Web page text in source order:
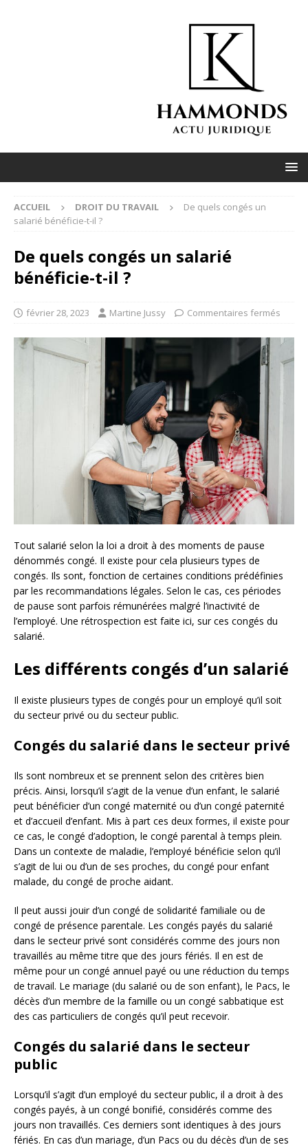
ACCUEIL DROIT DU TRAVAIL
De quels congés un
salarié bénéficie-t-il ?
De quels congés un salarié
bénéficie-t-il ?
février 28, 2023 Martine Jussy Commentaires fermés
Tout salarié selon la loi a droit à des moments de pause
dénommés congé. Il existe pour cela plusieurs types de
congés. Ils sont, fonction de certaines conditions prédéfinies
par les recommandations légales. Selon le cas, ces périodes
de pause sont parfois rémunérées malgré l’inactivité de
l’employé. Une rétrospection est faite ici, sur ces congés du
salarié.
Les différents congés d’un salarié
Il existe plusieurs types de congés pour un employé qu’il soit
du secteur privé ou du secteur public.
Congés du salarié dans le secteur privé
Ils sont nombreux et se prennent selon des critères bien
précis. Ainsi, lorsqu’il s’agit de la venue d’un enfant, le salarié
peut bénéficier d’un congé maternité ou d’un congé paternité
et d’accueil d’enfant. Mis à part ces deux formes, il existe pour
ce cas, le congé d’adoption, le congé parental à temps plein.
Dans un contexte de maladie, l’employé bénéficie selon qu’il
s’agit de lui ou d’un de ses proches, du congé pour enfant
malade, du congé de proche aidant.
Il peut aussi jouir d’un congé de solidarité familiale ou de
congé de présence parentale. Les congés payés du salarié
dans le secteur privé sont considérés comme des jours non
travaillés au même titre que des jours fériés. Il en est de
même pour un congé annuel payé ou une réduction du temps
de travail. Le mariage (du salarié ou de son enfant), le Pacs, le
décès d’un membre de la famille ou un congé sabbatique est
des cas particuliers de congés qu’il peut recevoir.
Congés du salarié dans le secteur
public
Lorsqu’il s’agit d’un employé du secteur public, il a droit à des
congés payés, à un congé bonifié, considérés comme des
jours non travaillés. Ces derniers sont identiques à des jours
fériés. En cas d’un mariage, d’un Pacs ou du décès d’un de ses